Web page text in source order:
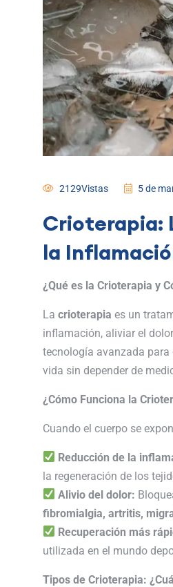
2129Vistas 5 de
Crioterapia:
la
¿Qué es la Crioterapia y
La crioterapia es un
inflamación, aliviar el
tecnología avanzada
vida sin depender de
¿Cómo Funciona la
Cuando el cuerpo se
Reducción de la
la regeneración de los
Alivio del dolor:
fibromialgia, artritis,
Recuperación más
utilizada en el mundo
Tipos de Crioterapia: